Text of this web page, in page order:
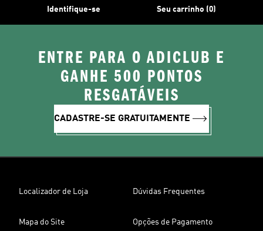
Identifique-se Seu carrinho (0)
ENTRE PARA O ADICLUB E
GANHE 500 PONTOS
RESGATÁVEIS
CADASTRE-SE GRATUITAMENTE
Localizador de Loja Dúvidas Frequentes
Mapa do Site Opções de Pagamento